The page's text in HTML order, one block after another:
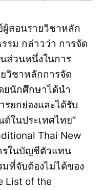
ผู้สอนรายวิชาหลัก
รม กล่าวว่า การจัด
ส่วนหนึ่งในการ
วิชาหลักการจัด
ยนักศึกษาได้นำ
ยกย่องและได้รับ
ในประเทศไทย”
Thai New
รในบัญชีตัวแทน
ที่จับต้องไม่ได้ของ
List of the